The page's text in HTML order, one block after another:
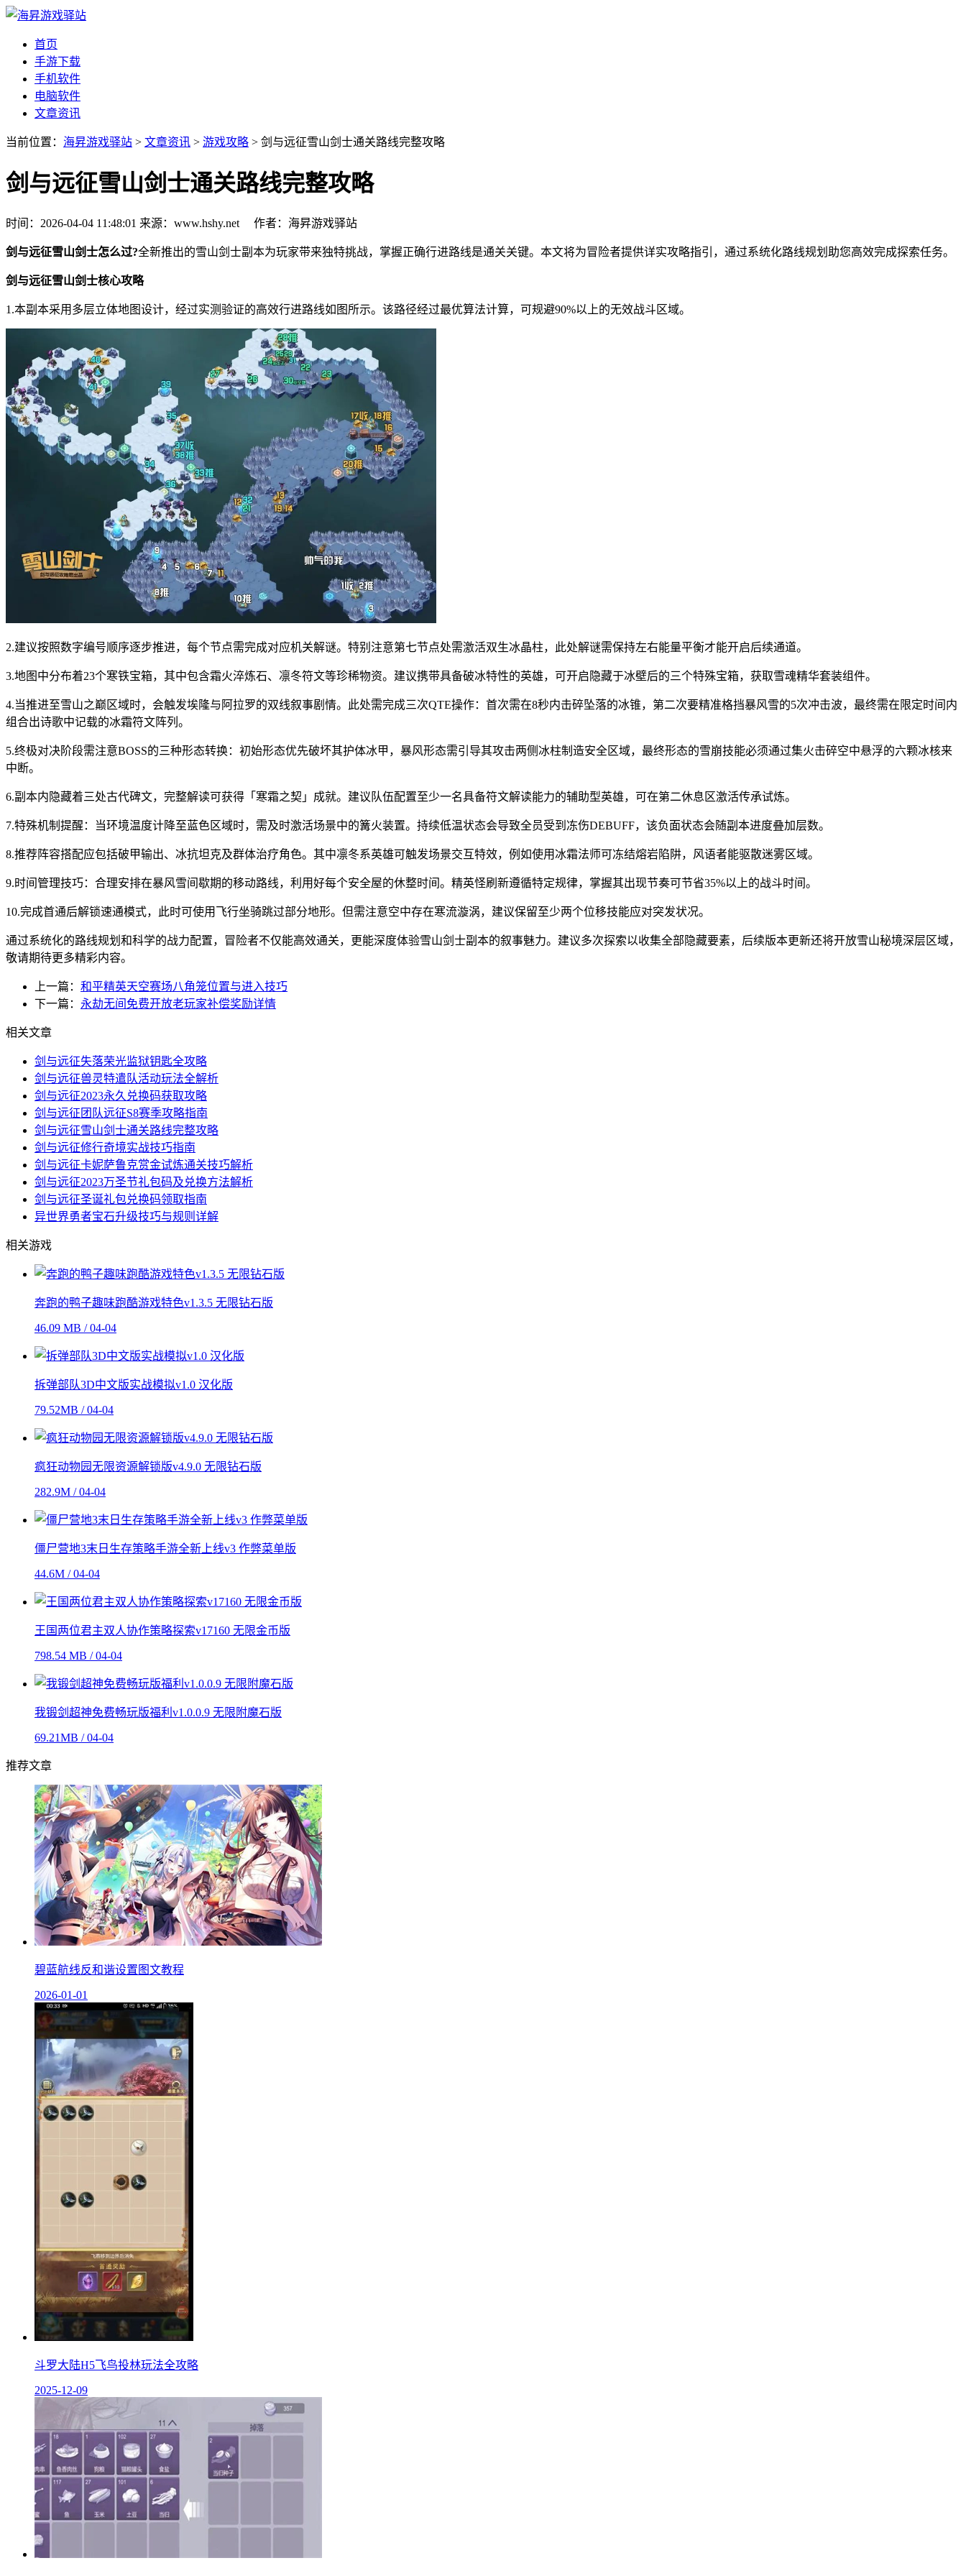
首页
手游下载
手机软件
电脑软件
文章资讯
当前位置： 海昇游戏驿站 > 文章资讯 > 游戏攻略 > 剑与远征雪山剑士通关路线完整攻略
剑与远征雪山剑士通关路线完整攻略
时间：2026-04-04 11:48:01 来源：www.hshy.net 作者：海昇游戏驿站
剑与远征雪山剑士怎么过?全新推出的雪山剑士副本为玩家带来独特挑战，掌握正确行进路线是通关关键。本文将为冒险者提供详实攻略指引，通过系统化路线规划助您高效完成探索任务。
剑与远征雪山剑士核心攻略
1.本副本采用多层立体地图设计，经过实测验证的高效行进路线如图所示。该路径经过最优算法计算，可规避90%以上的无效战斗区域。
2.建议按照数字编号顺序逐步推进，每个节点需完成对应机关解谜。特别注意第七节点处需激活双生冰晶柱，此处解谜需保持左右能量平衡才能开启后续通道。
3.地图中分布着23个寒铁宝箱，其中包含霜火淬炼石、凛冬符文等珍稀物资。建议携带具备破冰特性的英雄，可开启隐藏于冰壁后的三个特殊宝箱，获取雪魂精华套装组件。
4.当推进至雪山之巅区域时，会触发埃隆与阿拉罗的双线叙事剧情。此处需完成三次QTE操作：首次需在8秒内击碎坠落的冰锥，第二次要精准格挡暴风雪的5次冲击波，最终需在限定时间内
组合出诗歌中记载的冰霜符文阵列。
5.终极对决阶段需注意BOSS的三种形态转换：初始形态优先破坏其护体冰甲，暴风形态需引导其攻击两侧冰柱制造安全区域，最终形态的雪崩技能必须通过集火击碎空中悬浮的六颗冰核来
中断。
6.副本内隐藏着三处古代碑文，完整解读可获得「寒霜之契」成就。建议队伍配置至少一名具备符文解读能力的辅助型英雄，可在第二休息区激活传承试炼。
7.特殊机制提醒：当环境温度计降至蓝色区域时，需及时激活场景中的篝火装置。持续低温状态会导致全员受到冻伤DEBUFF，该负面状态会随副本进度叠加层数。
8.推荐阵容搭配应包括破甲输出、冰抗坦克及群体治疗角色。其中凛冬系英雄可触发场景交互特效，例如使用冰霜法师可冻结熔岩陷阱，风语者能驱散迷雾区域。
9.时间管理技巧：合理安排在暴风雪间歇期的移动路线，利用好每个安全屋的休整时间。精英怪刷新遵循特定规律，掌握其出现节奏可节省35%以上的战斗时间。
10.完成首通后解锁速通模式，此时可使用飞行坐骑跳过部分地形。但需注意空中存在寒流漩涡，建议保留至少两个位移技能应对突发状况。
通过系统化的路线规划和科学的战力配置，冒险者不仅能高效通关，更能深度体验雪山剑士副本的叙事魅力。建议多次探索以收集全部隐藏要素，后续版本更新还将开放雪山秘境深层区域，
敬请期待更多精彩内容。
上一篇： 和平精英天空赛场八角笼位置与进入技巧
下一篇： 永劫无间免费开放老玩家补偿奖励详情
相关文章
剑与远征失落荣光监狱钥匙全攻略
剑与远征兽灵特遣队活动玩法全解析
剑与远征2023永久兑换码获取攻略
剑与远征团队远征S8赛季攻略指南
剑与远征雪山剑士通关路线完整攻略
剑与远征修行奇境实战技巧指南
剑与远征卡妮萨鲁克赏金试炼通关技巧解析
剑与远征2023万圣节礼包码及兑换方法解析
剑与远征圣诞礼包兑换码领取指南
异世界勇者宝石升级技巧与规则详解
相关游戏
奔跑的鸭子趣味跑酷游戏特色v1.3.5 无限钻石版
46.09 MB / 04-04
拆弹部队3D中文版实战模拟v1.0 汉化版
79.52MB / 04-04
疯狂动物园无限资源解锁版v4.9.0 无限钻石版
282.9M / 04-04
僵尸营地3末日生存策略手游全新上线v3 作弊菜单版
44.6M / 04-04
王国两位君主双人协作策略探索v17160 无限金币版
798.54 MB / 04-04
我锻剑超神免费畅玩版福利v1.0.0.9 无限附魔石版
69.21MB / 04-04
推荐文章
碧蓝航线反和谐设置图文教程
2026-01-01
斗罗大陆H5飞鸟投林玩法全攻略
2025-12-09